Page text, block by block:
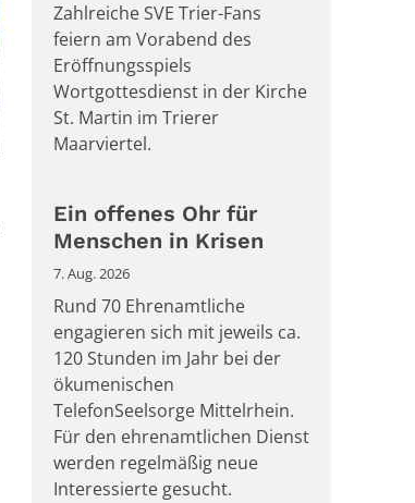
Zahlreiche SVE Trier-Fans
feiern am Vorabend des
Eröffnungsspiels
Wortgottesdienst in der Kirche
St. Martin im Trierer
Maarviertel.
Ein offenes Ohr für
Menschen in Krisen
7. Aug. 2026
Rund 70 Ehrenamtliche
engagieren sich mit jeweils ca.
120 Stunden im Jahr bei der
ökumenischen
TelefonSeelsorge Mittelrhein.
Für den ehrenamtlichen Dienst
werden regelmäßig neue
Interessierte gesucht.